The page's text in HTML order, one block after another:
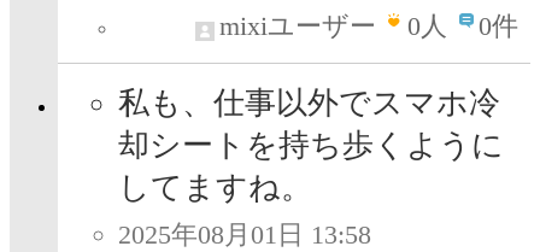
mixiユーザー
0人 0件
私も、仕事以外でスマホ冷
却シートを持ち歩くように
してますね。
2025年08月01日 13:58